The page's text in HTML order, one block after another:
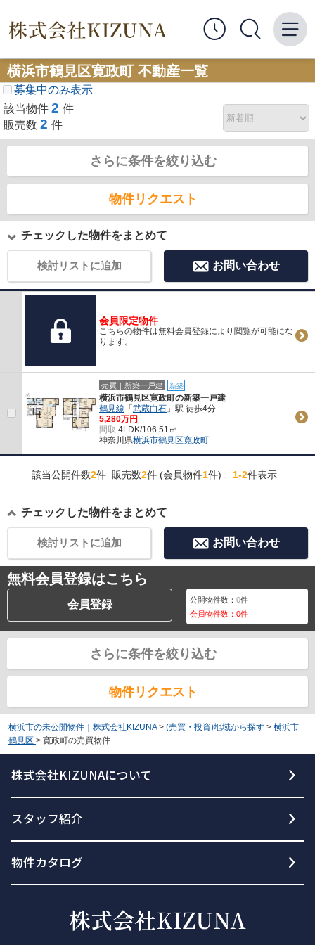
横浜市鶴見区寛政町 不動産一覧
募集中のみ表示
該当物件 2 件
販売数 2 件
さらに条件を絞り込む
物件リクエスト
チェックした物件をまとめて
検討リストに追加 お問い合わせ
会員限定物件
こちらの物件は無料会員登録により閲覧が可能にな
ります。
売買｜新築一戸建 新築
横浜市鶴見区寛政町の新築一戸建
鶴見線 「武蔵白石 」駅 徒歩4分
5,280万円
間取:4LDK/106.51㎡
神奈川県横浜市鶴見区寛政町
該当公開件数2件 販売数2件 (会員物件1件) 1-2件表示
チェックした物件をまとめて
お問い合わせ
検討リストに追加
無料会員登録はこちら
会員登録 公開物件数：0件
会員物件数：0件
さらに条件を絞り込む
物件リクエスト
横浜市の未公開物件｜株式会社KIZUNA > (売買・投資)地域から探す > 横浜市
鶴見区 > 寛政町の売買物件
株式会社KIZUNAについて
スタッフ紹介
物件カタログ